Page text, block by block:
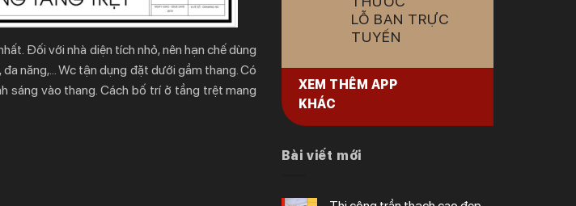
Đối với nhà diện tích nhỏ, nên hạn chế dùng
năng,… Wc tận dụng đặt dưới gầm thang. Có
sáng vào thang. Cách bố trí ở tầng trệt mang
LỖ BAN TRỰC
TUYẾN
XEM THÊM APP
KHÁC
Bài viết mới